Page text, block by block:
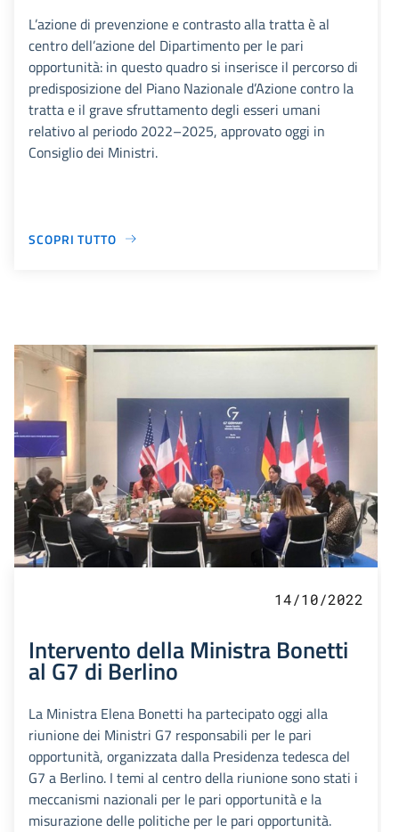
L’azione di prevenzione e contrasto alla tratta è al
centro dell’azione del Dipartimento per le pari
opportunità: in questo quadro si inserisce il percorso di
predisposizione del Piano Nazionale d’Azione contro la
tratta e il grave sfruttamento degli esseri umani
relativo al periodo 2022–2025, approvato oggi in
Consiglio dei Ministri.
SCOPRI TUTTO
14/10/2022
Intervento della Ministra Bonetti
al G7 di Berlino
La Ministra Elena Bonetti ha partecipato oggi alla
riunione dei Ministri G7 responsabili per le pari
opportunità, organizzata dalla Presidenza tedesca del
G7 a Berlino. I temi al centro della riunione sono stati i
meccanismi nazionali per le pari opportunità e la
misurazione delle politiche per le pari opportunità.